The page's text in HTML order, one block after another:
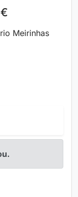
Meirinhas